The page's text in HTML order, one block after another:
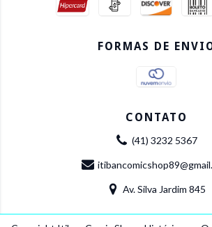
FORMAS DE
CONTATO
(41) 3232 5367
Av. Silva Jardim 845